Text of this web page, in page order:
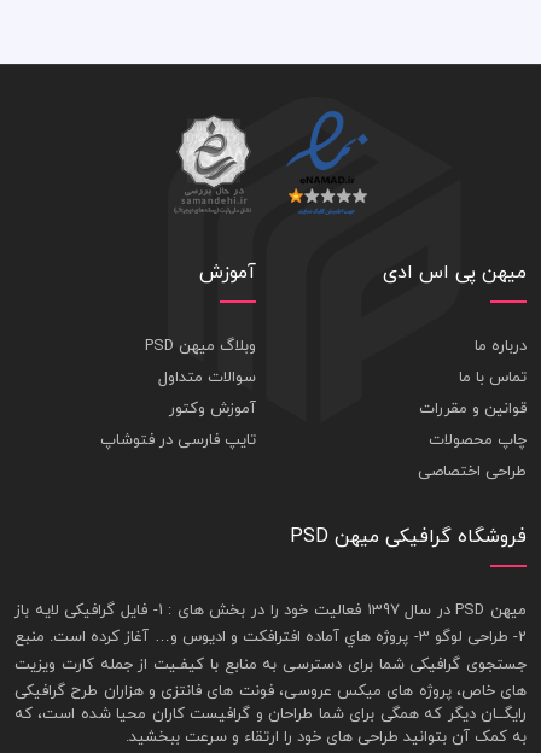
میهن پی اس ادی
درباره ما
تماس با ما
قوانین و مقررات
چاپ محصولات
طراحی اختصاصی
آموزش
وبلاگ میهن PSD
سوالات متداول
آموزش وکتور
تایپ فارسی در فتوشاپ
فروشگاه گرافیکی میهن PSD
ميهن PSD در سال 1397 فعاليت خود را در بخش های : 1-
فايل گرافيکی لايه باز
2- طراحی لوگو 3- پروژه هاي آماده افترافکت و اديوس و… آغاز کرده است. منبع
جستجوی گرافيکی شما برای دسترسی به منابع با کيفـيت از جملهکارت ويزيت
های خاص، پروژه های ميکس عروسی، فونت های فانتزی و هزاران طرح گرافیکی
رايگــان ديگر که همگی برای شما طراحان و گرافيست کاران محيا شده است، که
به کمک آن بتوانيد طراحی های خود را ارتقاء و سرعت ببخشيد.